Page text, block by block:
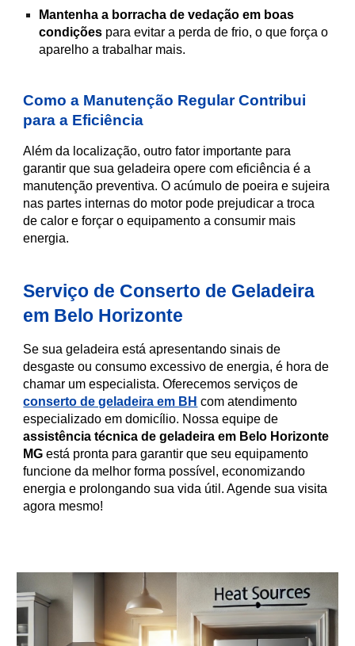
Mantenha a borracha de vedação em boas
condições para evitar a perda de frio, o que força o
aparelho a trabalhar mais.
Como a Manutenção Regular Contribui
para a Eficiência
Além da localização, outro fator importante para
garantir que sua geladeira opere com eficiência é a
manutenção preventiva. O acúmulo de poeira e sujeira
nas partes internas do motor pode prejudicar a troca
de calor e forçar o equipamento a consumir mais
energia.
Serviço de Conserto de Geladeira
em Belo Horizonte
Se sua geladeira está apresentando sinais de
desgaste ou consumo excessivo de energia, é hora de
chamar um especialista. Oferecemos serviços de
conserto de geladeira em BH com atendimento
especializado em domicílio. Nossa equipe de
assistência técnica de geladeira em Belo Horizonte
MG está pronta para garantir que seu equipamento
funcione da melhor forma possível, economizando
energia e prolongando sua vida útil. Agende sua visita
agora mesmo!